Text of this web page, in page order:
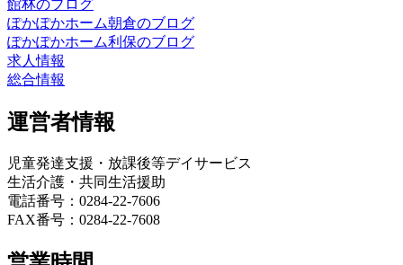
館林のブログ
ぽかぽかホーム朝倉のブログ
ぽかぽかホーム利保のブログ
求人情報
総合情報
運営者情報
児童発達支援・放課後等デイサービス
生活介護・共同生活援助
電話番号：0284-22-7606
FAX番号：0284-22-7608